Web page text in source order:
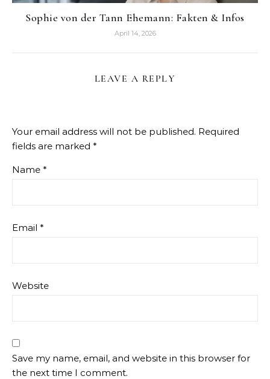
Sophie von der Tann Ehemann: Fakten & Infos
April 14, 2026
LEAVE A REPLY
Your email address will not be published. Required
fields are marked *
Name *
Email *
Website
Save my name, email, and website in this browser for
the next time I comment.